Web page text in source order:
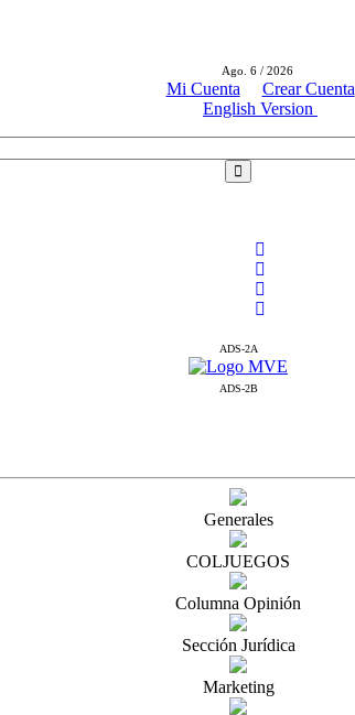
Ago. 6 / 2026
Mi Cuenta
Crear Cuenta
English Version
ADS-2A
ADS-2B
Generales
COLJUEGOS
Columna Opinión
Sección Jurídica
Marketing